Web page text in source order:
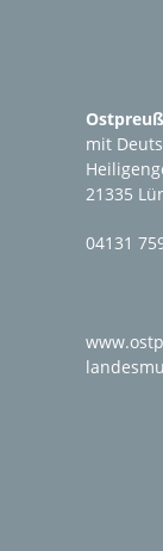
mit
21335
04131